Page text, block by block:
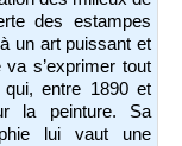
des estampes
un art puissant et
va s’exprimer tout
qui, entre 1890 et
la peinture. Sa
lui vaut une